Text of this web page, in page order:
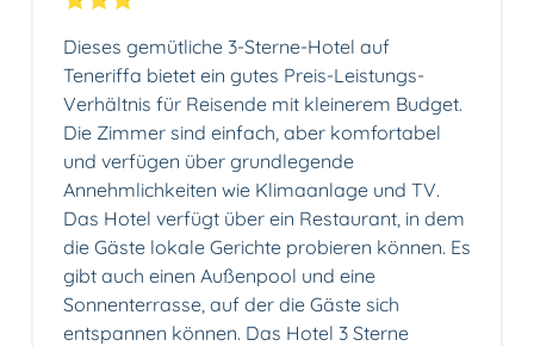
Dieses gemütliche 3-Sterne-Hotel auf
Teneriffa bietet ein gutes Preis-Leistungs-
Verhältnis für Reisende mit kleinerem Budget.
Die Zimmer sind einfach, aber komfortabel
und verfügen über grundlegende
Annehmlichkeiten wie Klimaanlage und TV.
Das Hotel verfügt über ein Restaurant, in dem
die Gäste lokale Gerichte probieren können. Es
gibt auch einen Außenpool und eine
Sonnenterrasse, auf der die Gäste sich
entspannen können. Das Hotel 3 Sterne